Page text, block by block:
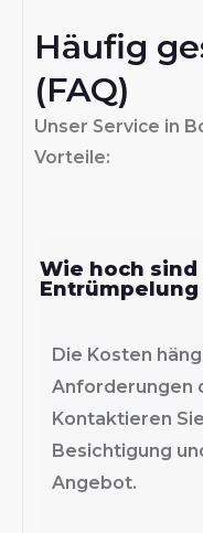
Häufig
(FAQ)
Unser Service in
Vorteile:
Wie hoch
Entrümpelung
Die Kosten
Anforderungen
Kontaktieren
Besichtigung
Angebot.